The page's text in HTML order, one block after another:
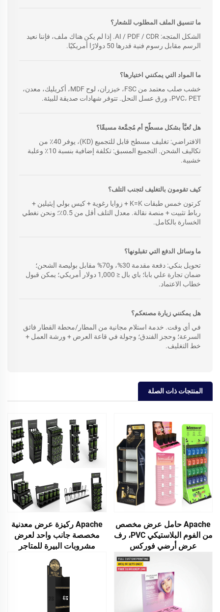
ما تنسيق الملف المطلوب للشعار؟
الشكل المتجه: AI / PDF / CDR. إذا لم يكن هناك ملف، فإننا نعيد
الرسم مقابل رسوم فنية قدرها 50 دولارًا أمريكيًا.
ما المواد التي يمكنني اختيارها؟
خشب صلب معتمد من FSC، خيزران، لوح MDF، أكريليك، معدن،
PVC، PET، ورق عسل النحل. تتوفر شهادات صديقة للبيئة.
هل تُعبَّأ بشكل مسطّح أم مُجمَّعة مسبقًا؟
الافتراضي: تغليف مسطح قابل للتجميع (KD)، يوفر 40٪ من
تكاليف الشحن. التجميع المسبق: تكلفة إضافية بنسبة 10٪ وعلبة
خشبية.
كيف تقومون بالتغليف لتجنب التلف؟
كرتون خمس طبقات K=K + زوايا رغوية + كيس بولي إيثيلين +
رباط تثبيت + منصة نقالة. معدل التلف أقل من 0.5٪؛ ونحن نغطي
الخسارة بالكامل.
ما وسائل الدفع التي تقبلونها؟
تحويل بنكي: دفعة مقدمة 30%، و70% مقابل بوليصة الشحن؛
ضمان تجارة علي بابا؛ باي بال ≤ 1,000 دولار أمريكي؛ يمكن قبول
خطاب الاعتماد.
هل يمكنني زيارة مصنعكم؟
في أي وقت. خدمة استلام مجانية من المطار/محطة القطار فائق
السرعة؛ وحجز الفندق؛ وجولة في قاعة العرض + ورشة العمل +
خط التغليف.
المنتجات ذات الصلة
Apache ركيزة عرض معدنية
مخصصة جانب واحد لعرض
مشروبات البيرة للمتاجر
الكبرى والمتاجر التجارية
Apache حامل عرض مخصص
من الفوم البلاستيكي PVC، رف
عرض أرضي فوركس
لإكسسوارات الهاتف في متجر